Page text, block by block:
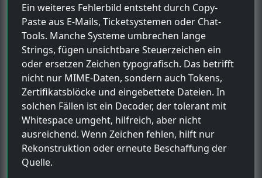
Ein weiteres Fehlerbild entsteht durch Copy-
Paste aus E-Mails, Ticketsystemen oder Chat-
Tools. Manche Systeme umbrechen lange
Strings, fügen unsichtbare Steuerzeichen ein
oder ersetzen Zeichen typografisch. Das betrifft
nicht nur MIME-Daten, sondern auch Tokens,
Zertifikatsblöcke und eingebettete Dateien. In
solchen Fällen ist ein Decoder, der tolerant mit
Whitespace umgeht, hilfreich, aber nicht
ausreichend. Wenn Zeichen fehlen, hilft nur
Rekonstruktion oder erneute Beschaffung der
Quelle.